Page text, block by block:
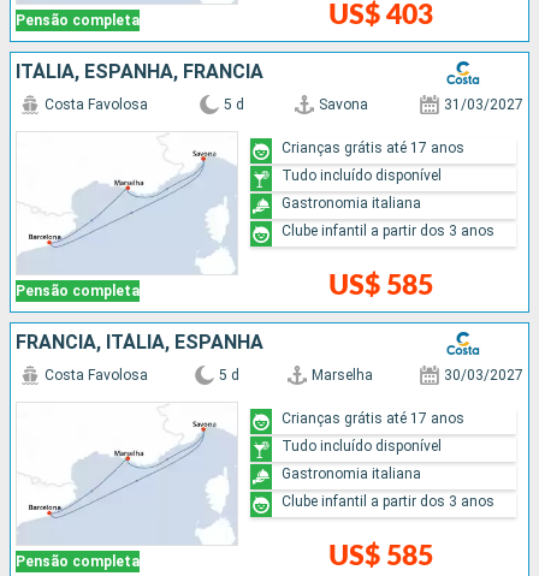
Pensão completa US$ 403
ITÁLIA, ESPANHA, FRANCIA
Pensão completa
Costa Favolosa 5 d Savona 31/03/2027
US$ 585
Crianças grátis até 17 anos
Tudo incluído disponível
Gastronomia italiana
Clube infantil a partir dos 3 anos
FRANCIA, ITÁLIA, ESPANHA
Pensão completa
Costa Favolosa 5 d Marselha 30/03/2027
US$ 585
Crianças grátis até 17 anos
Tudo incluído disponível
Gastronomia italiana
Clube infantil a partir dos 3 anos